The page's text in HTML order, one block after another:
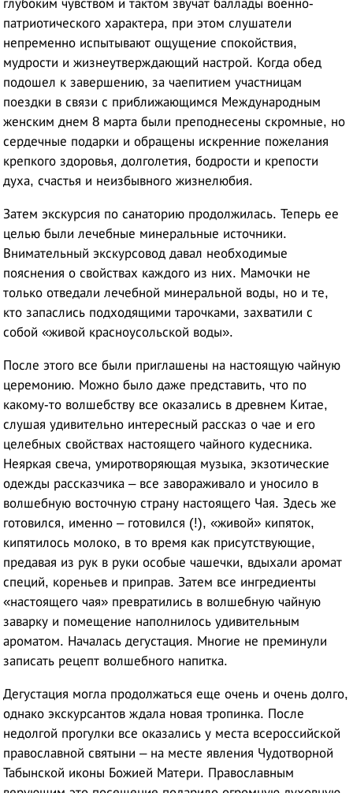
глубоким чувством и тактом звучат баллады военно-
патриотического характера, при этом слушатели
непременно испытывают ощущение спокойствия,
мудрости и жизнеутверждающий настрой. Когда обед
подошел к завершению, за чаепитием участницам
поездки в связи с приближающимся Международным
женским днем 8 марта были преподнесены скромные, но
сердечные подарки и обращены искренние пожелания
крепкого здоровья, долголетия, бодрости и крепости
духа, счастья и неизбывного жизнелюбия.
Затем экскурсия по санаторию продолжилась. Теперь ее
целью были лечебные минеральные источники.
Внимательный экскурсовод давал необходимые
пояснения о свойствах каждого из них. Мамочки не
только отведали лечебной минеральной воды, но и те,
кто запаслись подходящими тарочками, захватили с
собой «живой красноусольской воды».
После этого все были приглашены на настоящую чайную
церемонию. Можно было даже представить, что по
какому-то волшебству все оказались в древнем Китае,
слушая удивительно интересный рассказ о чае и его
целебных свойствах настоящего чайного кудесника.
Неяркая свеча, умиротворяющая музыка, экзотические
одежды рассказчика – все завораживало и уносило в
волшебную восточную страну настоящего Чая. Здесь же
готовился, именно – готовился (!), «живой» кипяток,
кипятилось молоко, в то время как присутствующие,
предавая из рук в руки особые чашечки, вдыхали аромат
специй, кореньев и приправ. Затем все ингредиенты
«настоящего чая» превратились в волшебную чайную
заварку и помещение наполнилось удивительным
ароматом. Началась дегустация. Многие не преминули
записать рецепт волшебного напитка.
Дегустация могла продолжаться еще очень и очень долго,
однако экскурсантов ждала новая тропинка. После
недолгой прогулки все оказались у места всероссийской
православной святыни – на месте явления Чудотворной
Табынской иконы Божией Матери. Православным